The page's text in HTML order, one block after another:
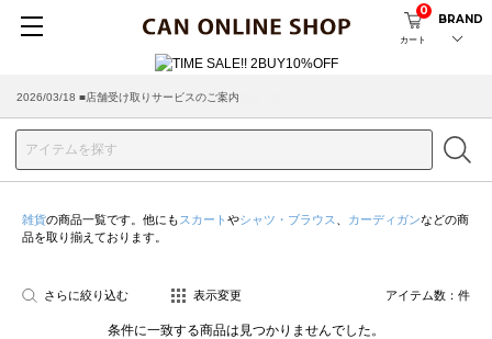
カート
0
BRAND
2026/03/18 ■店舗受け取りサービスのご案内
雑貨の商品一覧です。他にも スカート やシャツ・ブラウス カーディガンなどの商
品を取り揃えております。
さらに絞り込む 表示変更 アイテム数： 件
条件に一致する商品は見つかりませんでした。